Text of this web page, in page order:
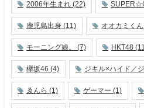
2006年生まれ (22)
鹿児島出身 (11) オオカミく
モーニング娘。 (7) HKT48
欅坂46 (4) ジキル×ハイド／
ゑんら (1) ゲーマー (1)